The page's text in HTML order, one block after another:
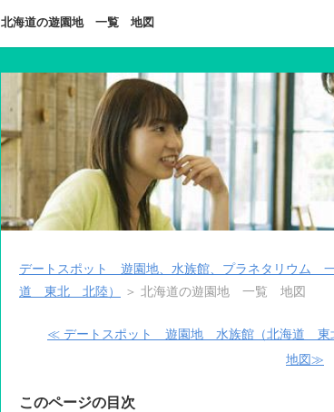
北海道の遊園地 一覧 地図
デートスポット 遊園地、水族館、プラネタリウム
道 東北 北陸）
＞ 北海道の遊園地 一覧 地図
≪ デートスポット 遊園地 水族館（北海道 東
地図≫
このページの目次